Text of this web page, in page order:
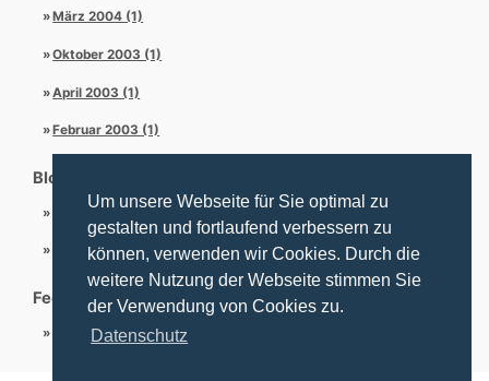
Um unsere Webseite für Sie optimal zu
gestalten und fortlaufend verbessern zu
können, verwenden wir Cookies. Durch die
weitere Nutzung der Webseite stimmen Sie
der Verwendung von Cookies zu.
Datenschutz
März 2004 (1)
Oktober 2003 (1)
April 2003 (1)
Februar 2003 (1)
Blogroll
PEGU Webseite
Schriftsteller G. Arentzen
Feeds